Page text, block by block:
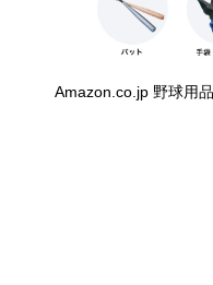
Amazon.co.jp 野球用品